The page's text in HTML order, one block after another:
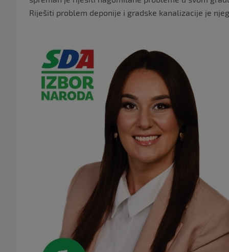
Riješiti problem deponije i gradske kanalizacije je